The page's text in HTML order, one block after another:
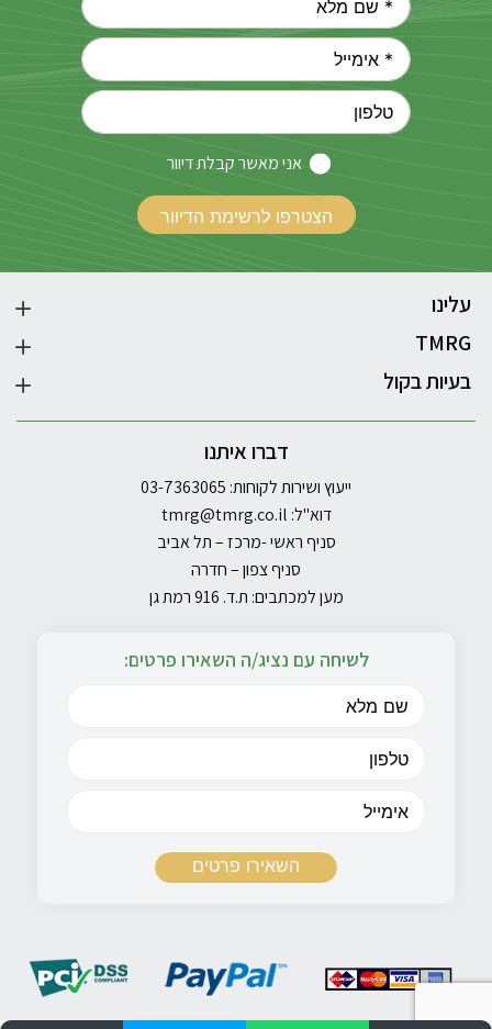
אני מאשר קבלת דיוור
עלינו
TMRG
בעיות בקול
דברו איתנו
ייעוץ ושירות לקוחות: 03-7363065
דוא"ל: tmrg@tmrg.co.il
סניף ראשי -מרכז – תל אביב
סניף צפון – חדרה
מען למכתבים: ת.ד. 916 רמת גן
לשיחה עם נציג/ה השאירו פרטים: